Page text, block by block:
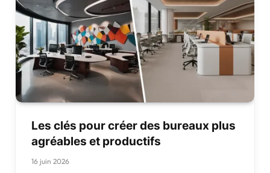
Les clés pour créer des bureaux plus
agréables et productifs
16 juin 2026